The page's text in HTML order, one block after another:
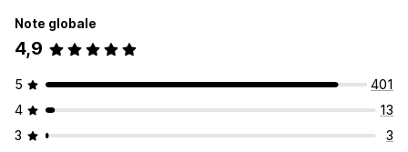
Note globale
4,9
5
401
4
13
3
3